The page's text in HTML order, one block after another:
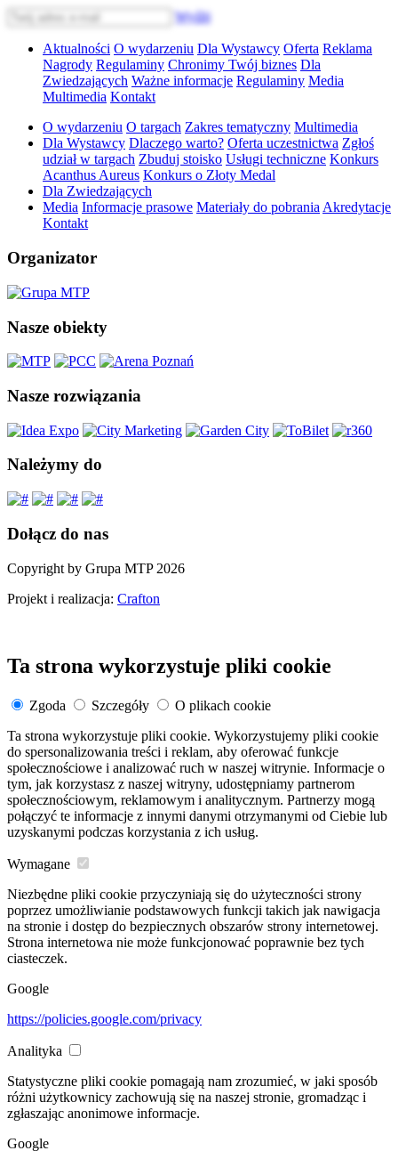
Wyślij
Aktualności O wydarzeniu Dla Wystawcy Oferta Reklama
Nagrody Regulaminy Chronimy Twój biznes Dla
Zwiedzających Ważne informacje Regulaminy Media
Multimedia Kontakt
O wydarzeniu O targach Zakres tematyczny Multimedia
Dla Wystawcy Dlaczego warto? Oferta uczestnictwa Zgłoś
udział w targach Zbuduj stoisko Usługi techniczne Konkurs
Acanthus Aureus Konkurs o Złoty Medal
Dla Zwiedzających
Media Informacje prasowe Materiały do pobrania Akredytacje
Kontakt
Organizator
Nasze obiekty
Nasze rozwiązania
Należymy do
Dołącz do nas
Copyright by Grupa MTP 2026
Projekt i realizacja: Crafton
Ta strona wykorzystuje pliki cookie
Zgoda Szczegóły
O plikach cookie
Ta strona wykorzystuje pliki cookie. Wykorzystujemy pliki cookie
do spersonalizowania treści i reklam, aby oferować funkcje
społecznościowe i analizować ruch w naszej witrynie. Informacje o
tym, jak korzystasz z naszej witryny, udostępniamy partnerom
społecznościowym, reklamowym i analitycznym. Partnerzy mogą
połączyć te informacje z innymi danymi otrzymanymi od Ciebie lub
uzyskanymi podczas korzystania z ich usług.
Wymagane
Niezbędne pliki cookie przyczyniają się do użyteczności strony
poprzez umożliwianie podstawowych funkcji takich jak nawigacja
na stronie i dostęp do bezpiecznych obszarów strony internetowej.
Strona internetowa nie może funkcjonować poprawnie bez tych
ciasteczek.
Google
https://policies.google.com/privacy
Analityka
Statystyczne pliki cookie pomagają nam zrozumieć, w jaki sposób
różni użytkownicy zachowują się na naszej stronie, gromadząc i
zgłaszając anonimowe informacje.
Google